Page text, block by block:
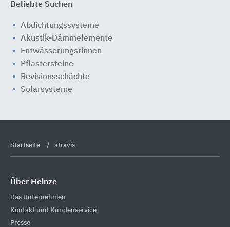
Beliebte Suchen
Abdichtungssysteme
Akustik-Dämmelemente
Entwässerungsrinnen
Pflastersteine
Revisionsschächte
Solarsysteme
Startseite atravis
Über Heinze
Das Unternehmen
Kontakt und Kundenservice
Presse